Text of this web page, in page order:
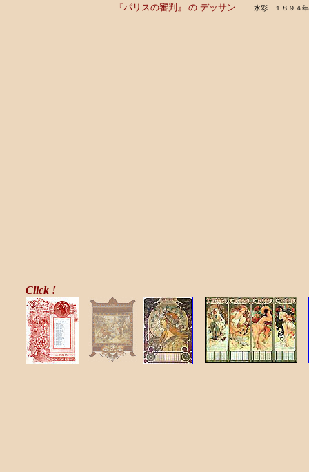
Click !
『パリスの審判』 の デッサン 水彩 １８９４